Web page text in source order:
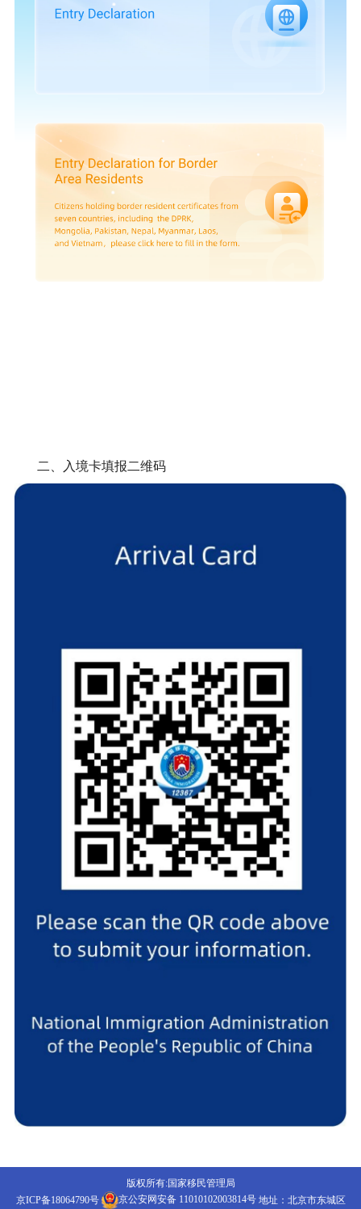
二、入境卡填报二维码
版权所有:国家移民管理局
京ICP备18064790号
京公安网安备 11010102003814号地址：北京市东城区